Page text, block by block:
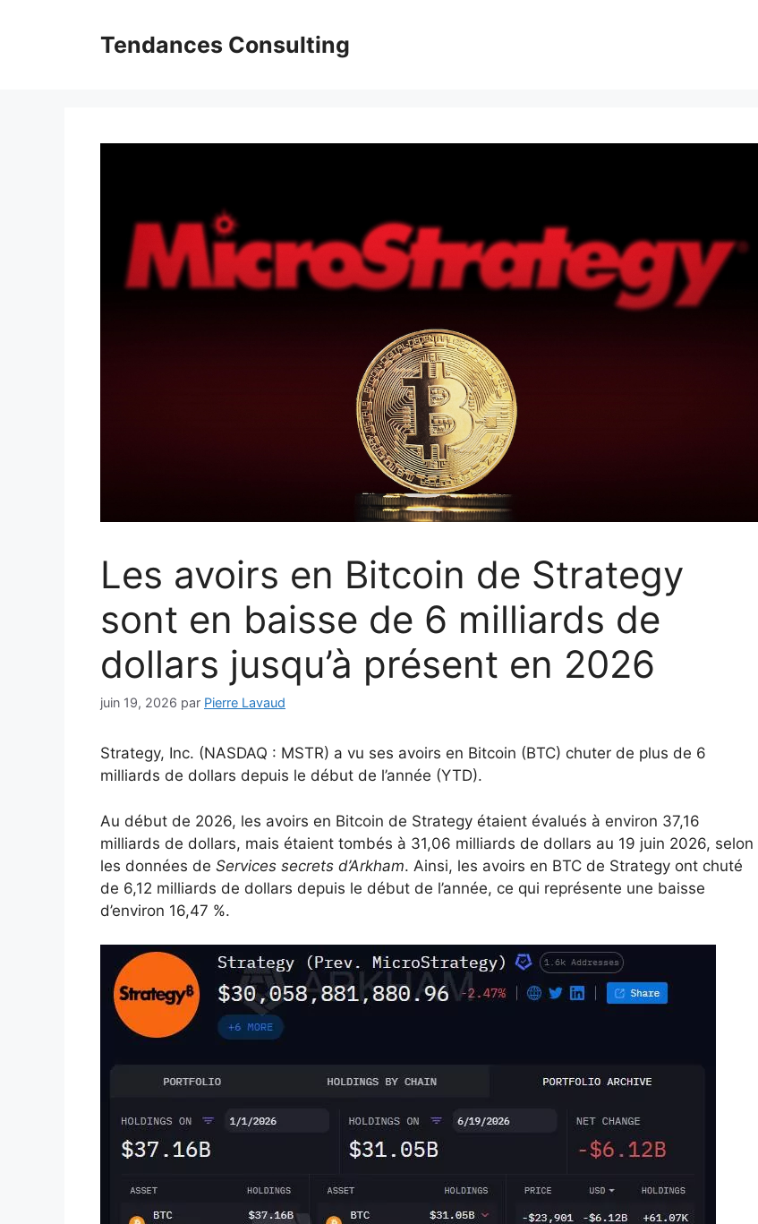
Tendances Consulting
Les avoirs en Bitcoin de Strategy
sont en baisse de 6 milliards de
dollars jusqu’à présent en 2026
juin 19, 2026 par Pierre Lavaud
Strategy, Inc. (NASDAQ : MSTR) a vu ses avoirs en Bitcoin (BTC) chuter de plus de 6
milliards de dollars depuis le début de l’année (YTD).
Au début de 2026, les avoirs en Bitcoin de Strategy étaient évalués à environ 37,16
milliards de dollars, mais étaient tombés à 31,06 milliards de dollars au 19 juin 2026, selon
les données de Services secrets d’Arkham. Ainsi, les avoirs en BTC de Strategy ont chuté
de 6,12 milliards de dollars depuis le début de l’année, ce qui représente une baisse
d’environ 16,47 %.